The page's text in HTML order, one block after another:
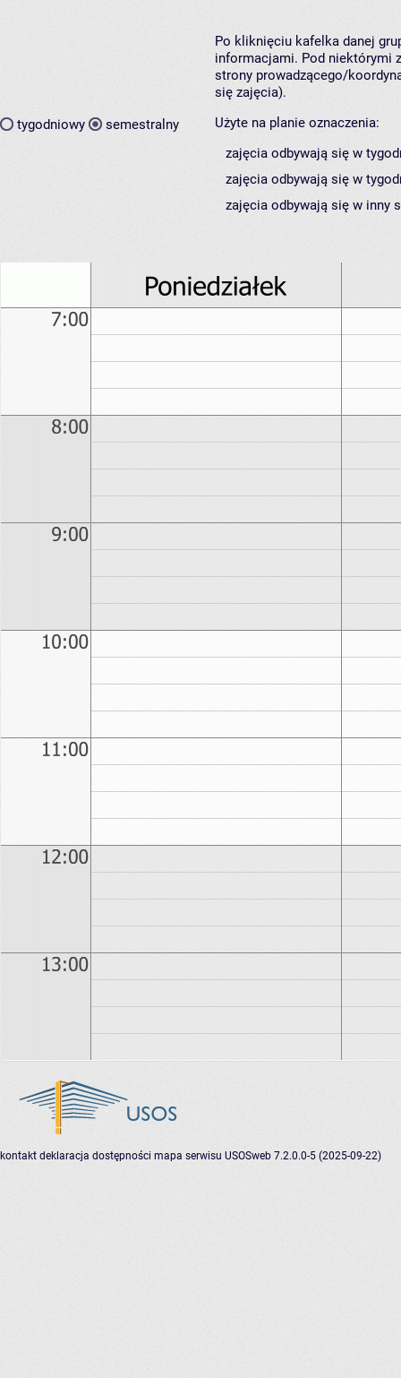
tygodniowy semestralny
Po kliknięciu kafelka danej
informacjami. Pod niektórymi
strony prowadzącego/
się zajęcia).
Użyte na planie oznaczenia:
zajęcia odbywają się w
zajęcia odbywają się w
zajęcia odbywają się w inny
kontakt deklaracja dostępności mapa serwisu USOSweb 7.2.0.0-5 (2025-09-22)